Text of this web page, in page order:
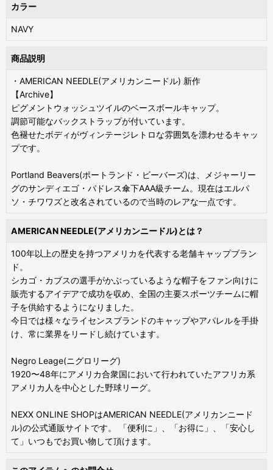
カラー
NAVY
商品説明
・AMERICAN NEEDLE(アメリカンニードル) 新作
【Archive】
ピグメントウォッシュツイルのベースボールキャップ。
調節可能なバックストラップが付いています。
色褪せたボディがヴィンテージレトロな雰囲気を漂わせるキャッ
プです。
Portland Beavers(ポートランド・ビーバーズ)は、メジャーリー
グのサンディエゴ・パドレス傘下AAA級チーム。現在はエルパ
ソ・チワワズと改名されているので当時のレアな一点です。
AMERICAN NEEDLE(アメリカンニードル)とは？
100年以上の歴史を持つアメリカを代表する老舗キャップブラン
ド。
シカゴ・カブスの選手がかぶっているような帽子をファン向けに
販売するアイデアで成功を収め、全国の主要スポーツチームに帽
子を供給するようになりました。
今日では様々なライセンスブランドのキャップやアパレルを手掛
け、常に業界をリードし続けています。
Negro Leage(ニグロリーグ)
1920〜48年にアメリカ合衆国において行われていたアフリカ系
アメリカ人を中心とした野球リーグ。
NEXX ONLINE SHOPはAMERICAN NEEDLE(アメリカンニード
ル)の公式通販サイトです。 「便利に」、「お得に」、「安心し
て」いつもでお買い物して頂けます。